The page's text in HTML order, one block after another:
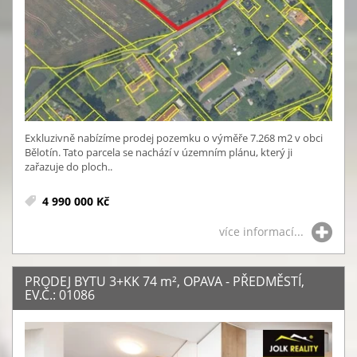
Exkluzivně nabízíme prodej pozemku o výměře 7.268 m2 v obci
Bělotín. Tato parcela se nachází v územním plánu, který ji
zařazuje do ploch..
4 990 000 Kč
více informací...
PRODEJ BYTU 3+KK 74 m², OPAVA - PŘEDMĚSTÍ,
EV.Č.: 01086